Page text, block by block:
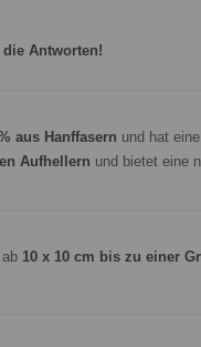
Antworten!
aus Hanffasern und hat
Aufhellern und bietet eine
10 x 10 cm bis zu einer